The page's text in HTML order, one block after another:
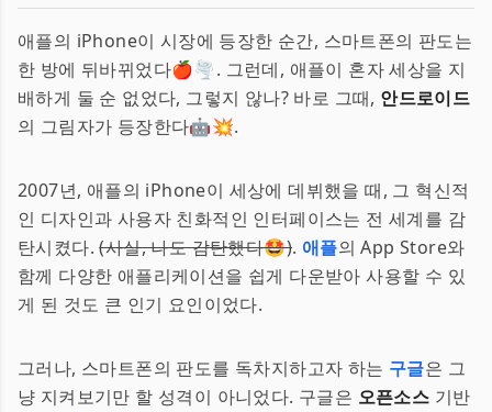
애플의 iPhone이 시장에 등장한 순간, 스마트폰의 판도는
한 방에 뒤바뀌었다🍎🌪. 그런데, 애플이 혼자 세상을 지
배하게 둘 순 없었다, 그렇지 않나? 바로 그때, 안드로이드
의 그림자가 등장한다🤖💥.
2007년, 애플의 iPhone이 세상에 데뷔했을 때, 그 혁신적
인 디자인과 사용자 친화적인 인터페이스는 전 세계를 감
탄시켰다.(사실, 나도 감탄했다🤩). 애플의 App Store와
함께 다양한 애플리케이션을 쉽게 다운받아 사용할 수 있
게 된 것도 큰 인기 요인이었다.
그러나, 스마트폰의 판도를 독차지하고자 하는 구글은 그
냥 지켜보기만 할 성격이 아니었다. 구글은 오픈소스 기반